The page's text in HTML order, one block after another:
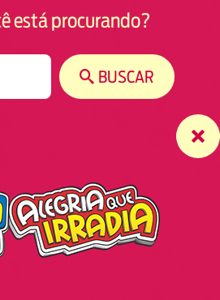
está procurando?
BUSCAR